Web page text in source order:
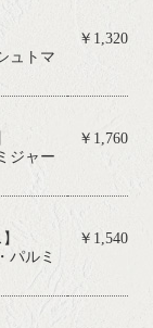
ュトマ
￥1,320
ジャー
￥1,760
パルミ
￥1,540